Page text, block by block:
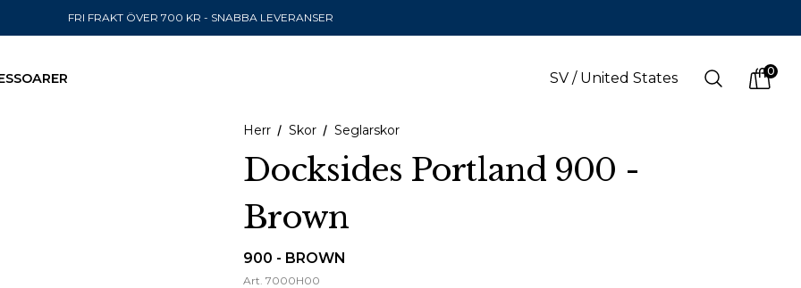
FRI FRAKT ÖVER 700 KR - SNABBA LEVERANSER
SV / United States Search 0
items
Herr Skor Seglarskor
Docksides Portland 900 -
Brown
900 - BROWN
Art. 7000H00